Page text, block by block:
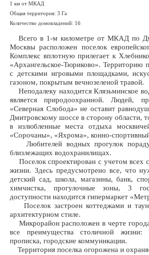
1 км от МКАД
Общая территория: 3 Га
Количество домовладений: 16
Всего в 1-м километре от МКАД по
Москвы расположен поселок
Комплекс вплотную прилегает к
«Архангельское-Тюриково». Территорию
с детскими игровыми площадками,
газоном, покрытым вечнозеленой травой.
Неподалеку находится Клязьминское
является природоохранной. Людей,
«Северная Слобода» не оставит
Дмитровскому шоссе в сторону области,
в излюбленные места отдыха
«Сорочаны», «Яхрома», конно-
Любителей водных прогулок
близлежащих водохранилищах.
Поселок спроектирован с учетом всех
жизни. Здесь предусмотрено все, что
детский сад, школа, магазины, банк,
химчистка, прогулочные зоны, 3
доступности находится гипермаркет
Поселок застроен коттеджами и
архитектурном стиле.
Микрорайон расположен в черте
все преимущества столичной жизни:
прописка, городские коммуникации.
Территория поселка огорожена и